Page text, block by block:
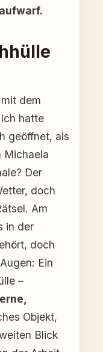
dem
hatte
geöffnet, als
Michaela
Der
doch
Am
in der
doch
Ein
–
Objekt,
Blick